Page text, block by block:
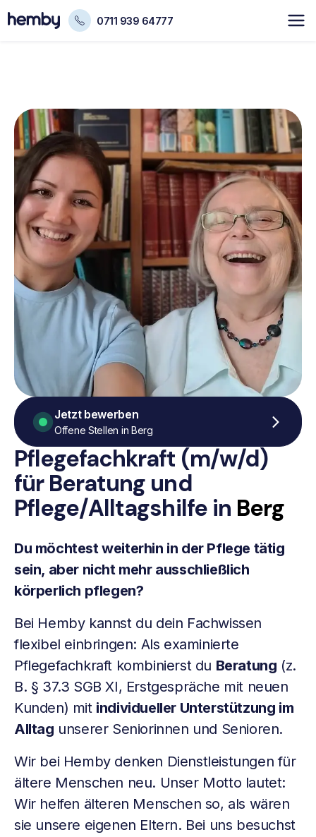
0711 939 64777
Pflegefachkraft (m/w/d)
für Beratung und
Pflege/Alltagshilfein Berg
Du möchtest weiterhin in der Pflege tätig
sein, aber nicht mehr ausschließlich
körperlich pflegen?
Bei Hemby kannst du dein Fachwissen
flexibel einbringen: Als examinierte
Pflegefachkraft kombinierst du Beratung (z.
B. § 37.3 SGB XI, Erstgespräche mit neuen
Kunden) mit individueller Unterstützung im
Alltag unserer Seniorinnen und Senioren.
Wir bei Hemby denken Dienstleistungen für
ältere Menschen neu. Unser Motto lautet:
Wir helfen älteren Menschen so, als wären
sie unsere eigenen Eltern. Bei uns besuchst
Jetzt bewerben
Offene Stellen in Berg